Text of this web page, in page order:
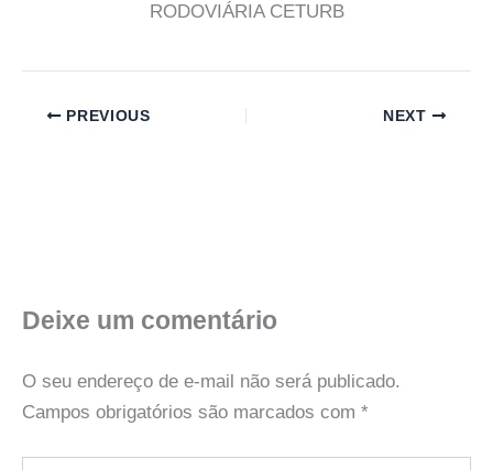
RODOVIÁRIA CETURB
PREVIOUS NEXT
Deixe um comentário
O seu endereço de e-mail não será publicado.
Campos obrigatórios são marcados com *